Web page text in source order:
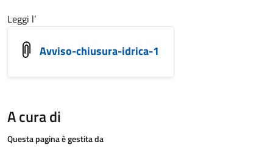
Leggi l’
Avviso-chiusura-idrica-1
A cura di
Questa pagina è gestita da